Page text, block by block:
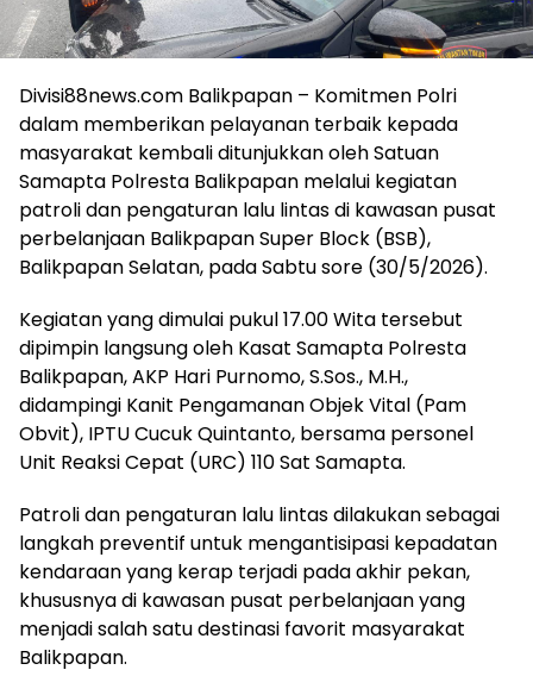
Divisi88news.com Balikpapan – Komitmen Polri
dalam memberikan pelayanan terbaik kepada
masyarakat kembali ditunjukkan oleh Satuan
Samapta Polresta Balikpapan melalui kegiatan
patroli dan pengaturan lalu lintas di kawasan pusat
perbelanjaan Balikpapan Super Block (BSB),
Balikpapan Selatan, pada Sabtu sore (30/5/2026).
Kegiatan yang dimulai pukul 17.00 Wita tersebut
dipimpin langsung oleh Kasat Samapta Polresta
Balikpapan, AKP Hari Purnomo, S.Sos., M.H.,
didampingi Kanit Pengamanan Objek Vital (Pam
Obvit), IPTU Cucuk Quintanto, bersama personel
Unit Reaksi Cepat (URC) 110 Sat Samapta.
Patroli dan pengaturan lalu lintas dilakukan sebagai
langkah preventif untuk mengantisipasi kepadatan
kendaraan yang kerap terjadi pada akhir pekan,
khususnya di kawasan pusat perbelanjaan yang
menjadi salah satu destinasi favorit masyarakat
Balikpapan.